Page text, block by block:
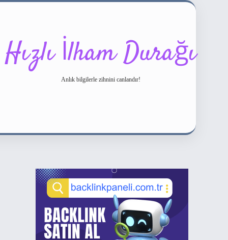
Hızlı İlham Durağı
Anlık bilgilerle zihnini canlandır!